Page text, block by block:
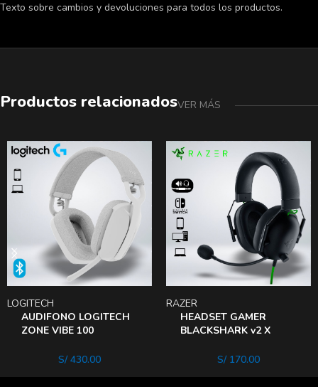
Texto sobre cambios y devoluciones para todos los productos.
Productos relacionadosVER MÁS
AUDIFONO LOGITECH
ZONE VIBE 100
MICROFONOS BLANCO
LOGITECH
S/430.00
HEADSET GAMER
BLACKSHARK v2 X
RAZER
S/170.00